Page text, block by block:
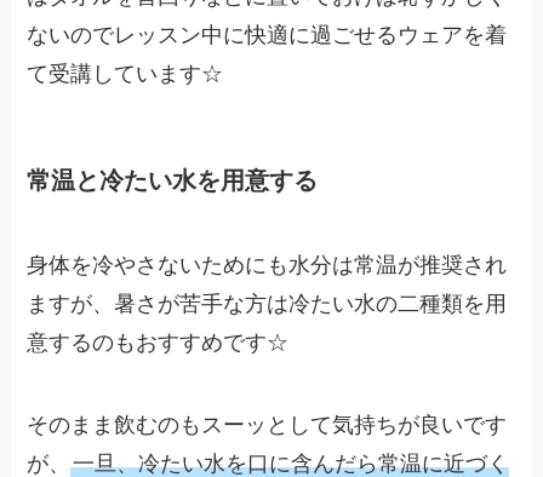
ないのでレッスン中に快適に過ごせるウェアを着
て受講しています☆
常温と冷たい水を用意する
身体を冷やさないためにも水分は常温が推奨され
ますが、暑さが苦手な方は冷たい水の二種類を用
意するのもおすすめです☆
そのまま飲むのもスーッとして気持ちが良いです
が、一旦、冷たい水を口に含んだら常温に近づく